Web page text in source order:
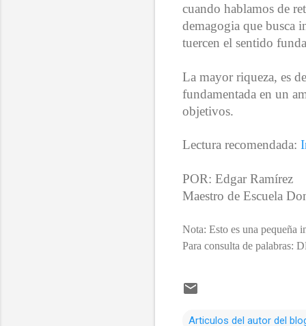
cuando hablamos de
demagogia que busca
tuercen el sentido
La mayor riqueza, es
fundamentada en un
objetivos.
Lectura recomendada:
POR: Edgar Ramírez
Maestro de Escuela
Nota: Esto es una pequeña
Para consulta de palabras:
Articulos del autor del